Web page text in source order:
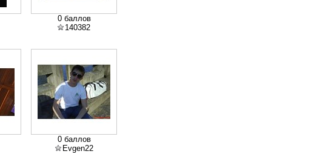
0 баллов
140382
0 баллов
Evgen22